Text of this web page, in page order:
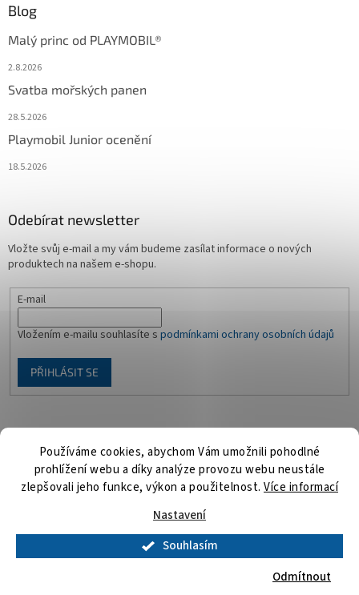
Používáme cookies, abychom Vám umožnili pohodlné
prohlížení webu a díky analýze provozu webu neustále
zlepšovali jeho funkce, výkon a použitelnost. Více informací
Nastavení
Odmítnout
Souhlasím
Blog
Malý princ od PLAYMOBIL®
2.8.2026
Svatba mořských panen
28.5.2026
Playmobil Junior ocenění
18.5.2026
Odebírat newsletter
Vložte svůj e-mail a my vám budeme zasílat informace o nových
produktech na našem e-shopu.
E-mail
Vložením e-mailu souhlasíte s podmínkami ochrany osobních údajů
PŘIHLÁSIT SE
Facebook
Playmosvět.cz. Všechna práva vyhrazena.